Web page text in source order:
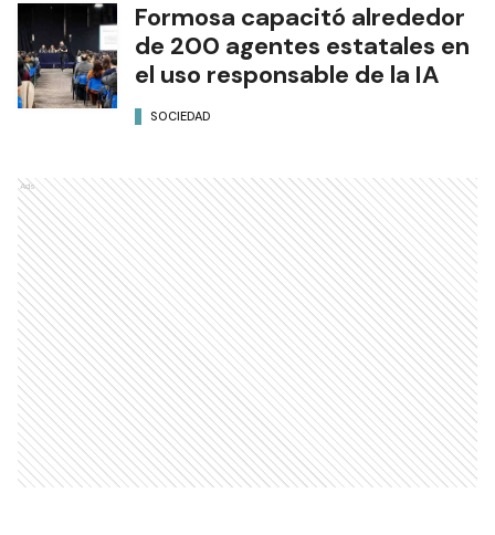
Formosa capacitó alrededor
de 200 agentes estatales en
el uso responsable de la IA
SOCIEDAD
Ads